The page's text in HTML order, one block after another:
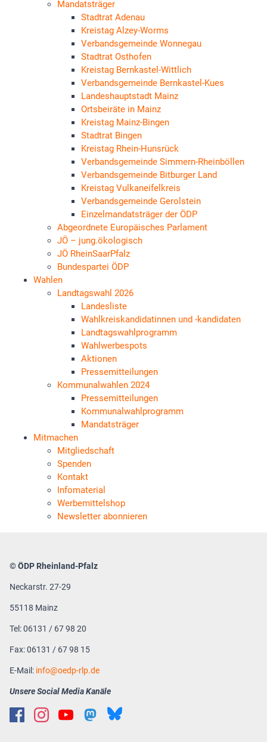
Mandatsträger
Stadtrat Adenau
Kreistag Alzey-Worms
Verbandsgemeinde Wonnegau
Stadtrat Osthofen
Kreistag Bernkastel-Wittlich
Verbandsgemeinde Bernkastel-Kues
Landeshauptstadt Mainz
Ortsbeiräte in Mainz
Kreistag Mainz-Bingen
Stadtrat Bingen
Kreistag Rhein-Hunsrück
Verbandsgemeinde Simmern-Rheinböllen
Verbandsgemeinde Bitburger Land
Kreistag Vulkaneifelkreis
Verbandsgemeinde Gerolstein
Einzelmandatsträger der ÖDP
Abgeordnete Europäisches Parlament
JÖ – jung.ökologisch
JÖ RheinSaarPfalz
Bundespartei ÖDP
Wahlen
Landtagswahl 2026
Landesliste
Wahlkreiskandidatinnen und -kandidaten
Landtagswahlprogramm
Wahlwerbespots
Aktionen
Pressemitteilungen
Kommunalwahlen 2024
Pressemitteilungen
Kommunalwahlprogramm
Mandatsträger
Mitmachen
Mitgliedschaft
Spenden
Kontakt
Infomaterial
Werbemittelshop
Newsletter abonnieren
© ÖDP Rheinland-Pfalz
Neckarstr. 27-29
55118 Mainz
Tel: 06131 / 67 98 20
Fax: 06131 / 67 98 15
E-Mail: info oedp-rlp.de
Unsere Social Media Kanäle